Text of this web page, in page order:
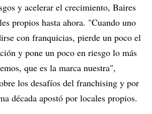
y acelerar el crecimiento, Baires
propios hasta ahora. "Cuando uno
con franquicias, pierde un poco el
y pone un poco en riesgo lo más
que es la marca nuestra",
los desafíos del franchising y por
década apostó por locales propios.